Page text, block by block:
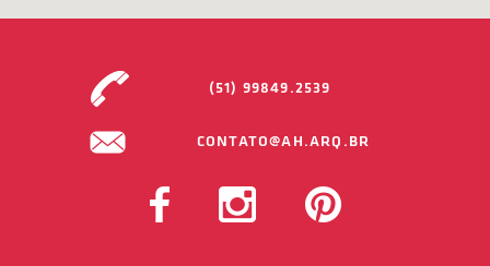
(51) 99849.2539
CONTATO@AH.ARQ.BR
FACEBOOK INSTAGRAM